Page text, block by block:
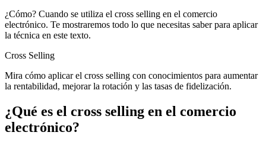
¿Cómo? Cuando se utiliza el cross selling en el comercio
electrónico. Te mostraremos todo lo que necesitas saber para aplicar
la técnica en este texto.
Cross Selling
Mira cómo aplicar el cross selling con conocimientos para aumentar
la rentabilidad, mejorar la rotación y las tasas de fidelización.
¿Qué es el cross selling en el comercio
electrónico?